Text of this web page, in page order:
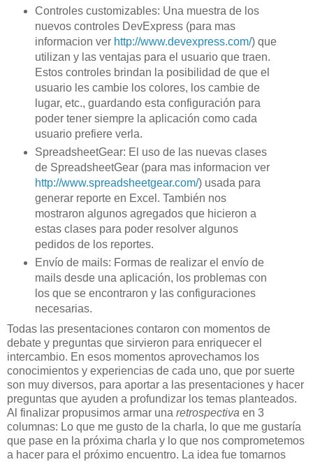
Controles customizables: Una muestra de los
nuevos controles DevExpress (para mas
informacion ver http://www.devexpress.com/) que
utilizan y las ventajas para el usuario que traen.
Estos controles brindan la posibilidad de que el
usuario les cambie los colores, los cambie de
lugar, etc., guardando esta configuración para
poder tener siempre la aplicación como cada
usuario prefiere verla.
SpreadsheetGear: El uso de las nuevas clases
de SpreadsheetGear (para mas informacion ver
http://www.spreadsheetgear.com/) usada para
generar reporte en Excel. También nos
mostraron algunos agregados que hicieron a
estas clases para poder resolver algunos
pedidos de los reportes.
Envío de mails: Formas de realizar el envío de
mails desde una aplicación, los problemas con
los que se encontraron y las configuraciones
necesarias.
Todas las presentaciones contaron con momentos de
debate y preguntas que sirvieron para enriquecer el
intercambio. En esos momentos aprovechamos los
conocimientos y experiencias de cada uno, que por suerte
son muy diversos, para aportar a las presentaciones y hacer
preguntas que ayuden a profundizar los temas planteados.
Al finalizar propusimos armar una retrospectiva en 3
columnas: Lo que me gusto de la charla, lo que me gustaría
que pase en la próxima charla y lo que nos comprometemos
a hacer para el próximo encuentro. La idea fue tomarnos